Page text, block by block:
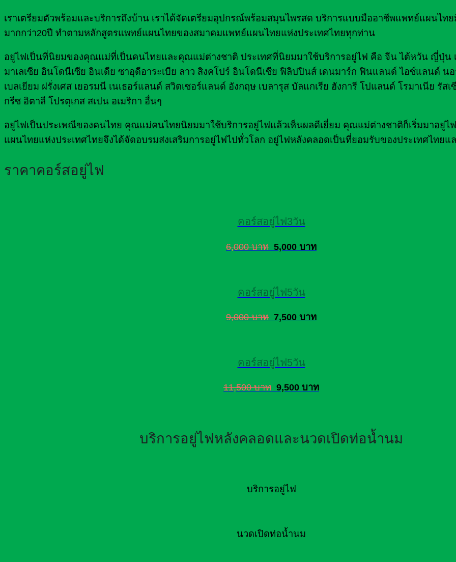
เราเตรียมตัวพร้อมและบริการถึงบ้าน เราได้จัดเตรียมอุปกรณ์พร้อมสมุนไพรสด บริการแบบมืออาชีพแพทย์แผนไท
มากกว่า20ปี ทำตามหลักสูตรแพทย์แผนไทยของสมาคมแพทย์แผนไทยแห่งประเทศไทยทุกท่าน
อยู่ไฟเป็นที่นิยมของคุณแม่ที่เป็นคนไทยและคุณแม่ต่างชาติ ประเทศที่นิยมมาใช้บริการอยู่ไฟ คือ จีน ไต้หวัน ญี่ปุ่น
มาเลเซีย อินโดนีเซีย อินเดีย ซาอุดีอาระเบีย ลาว สิงคโปร์ อินโดนีเซีย ฟิลิปปินส์ เดนมาร์ก ฟินแลนด์ ไอซ์แลนด์ นอ
เบลเยียม ฝรั่งเศส เยอรมนี เนเธอร์แลนด์ สวิตเซอร์แลนด์ อังกฤษ เบลารุส บัลแกเรีย ฮังการี โปแลนด์ โรมาเนีย รัสเ
กรีซ อิตาลี โปรตุเกส สเปน อเมริกา อื่นๆ
อยู่ไฟเป็นประเพณีของคนไทย คุณแม่คนไทยนิยมมาใช้บริการอยู่ไฟแล้วเห็นผลดีเยี่ยม คุณแม่ต่างชาติก็เริ่มมาอยู่
แผนไทยแห่งประเทศไทยจึงได้จัดอบรมส่งเสริมการอยู่ไฟไปทั่วโลก อยู่ไฟหลังคลอดเป็นที่ยอมรับของประเทศไทยแ
ราคาคอร์สอยู่ไฟ
คอร์สอยู่ไฟ3วัน
6,000 บาท 5,000 บาท
คอร์สอยู่ไฟ5วัน
9,000 บาท 7,500 บาท
คอร์สอยู่ไฟ5วัน
11,500 บาท 9,500 บาท
บริการอยู่ไฟหลังคลอดและนวดเปิดท่อน้ำนม
บริการอยู่ไฟ
นวดเปิดท่อน้ำนม